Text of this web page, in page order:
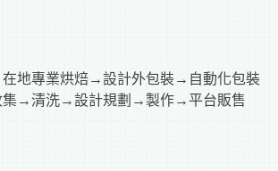
在地專業烘焙→設計外包裝→自動化包裝
集→清洗→設計規劃→製作→平台販售